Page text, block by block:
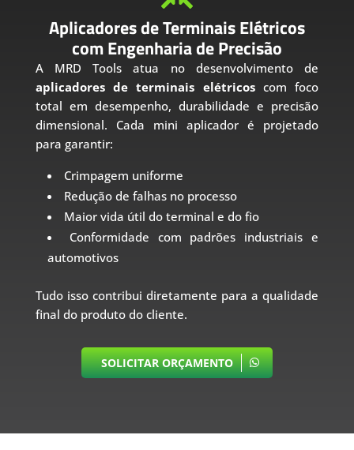
Aplicadores de Terminais Elétricos
com Engenharia de Precisão
A MRD Tools atua no desenvolvimento de
aplicadores de terminais elétricoscom foco
total em desempenho, durabilidade e precisão
dimensional. Cada mini aplicador é projetado
para garantir:
Crimpagem uniforme
Redução de falhas no processo
Maior vida útil do terminal e do fio
Conformidade com padrões industriais e
automotivos
Tudo isso contribui diretamente para a qualidade
final do produto do cliente.
SOLICITAR ORÇAMENTO